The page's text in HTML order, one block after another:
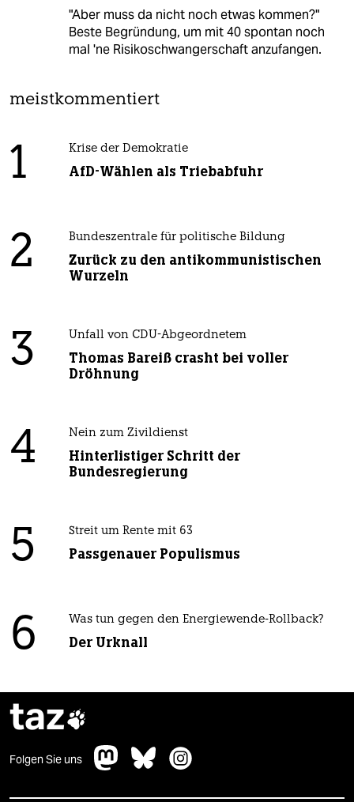
"Aber muss da nicht noch etwas kommen?"
Beste Begründung, um mit 40 spontan noch
mal 'ne Risikoschwangerschaft anzufangen.
meistkommentiert
1 Krise der Demokratie
AfD-Wählen als Triebabfuhr
2 Bundeszentrale für politische Bildung
Zurück zu den antikommunistischen
Wurzeln
3 Unfall von CDU-Abgeordnetem
Thomas Bareiß crasht bei voller
Dröhnung
4 Nein zum Zivildienst
Hinterlistiger Schritt der
Bundesregierung
5 Streit um Rente mit 63
Passgenauer Populismus
6 Was tun gegen den Energiewende-Rollback?
Der Urknall
taz
Folgen Sie uns